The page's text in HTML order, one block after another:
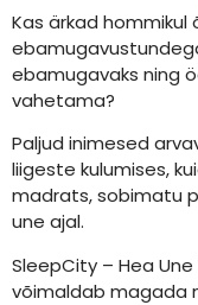
Kas ärkad hommikul
ebamugavaks ning
vahetama?
Paljud inimesed
liigeste kulumises,
madrats, sobimatu
une ajal.
SleepCity – Hea
võimaldab magada